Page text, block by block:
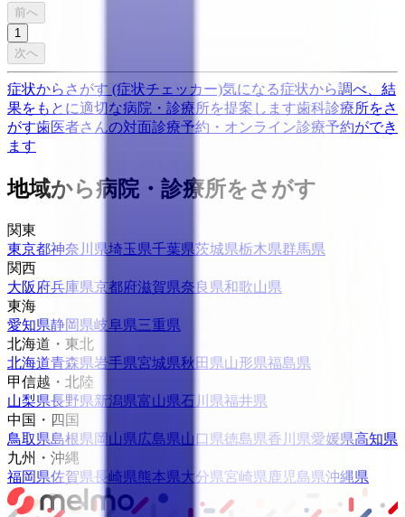
前へ
1
次へ
症状からさがす (症状チェッカー)気になる症状から調べ、結
果をもとに適切な病院・診療所を提案します歯科診療所をさ
がす歯医者さんの対面診療予約・オンライン診療予約ができ
ます
地域から病院・診療所をさがす
関東
東京都神奈川県埼玉県千葉県茨城県栃木県群馬県
関西
大阪府兵庫県京都府滋賀県奈良県和歌山県
東海
愛知県静岡県岐阜県三重県
北海道・東北
北海道青森県岩手県宮城県秋田県山形県福島県
甲信越・北陸
山梨県長野県新潟県富山県石川県福井県
中国・四国
鳥取県島根県 岡山県広島県山口県徳島県香川県愛媛県高知県
九州・沖縄
福岡県佐賀県長崎県熊本県大分県宮崎県 鹿児島県沖縄県